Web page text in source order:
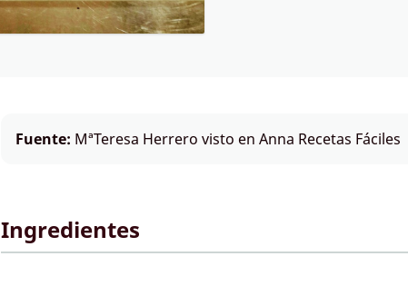
Fuente: MªTeresa Herrero visto en Anna Recetas Fáciles
Ingredientes